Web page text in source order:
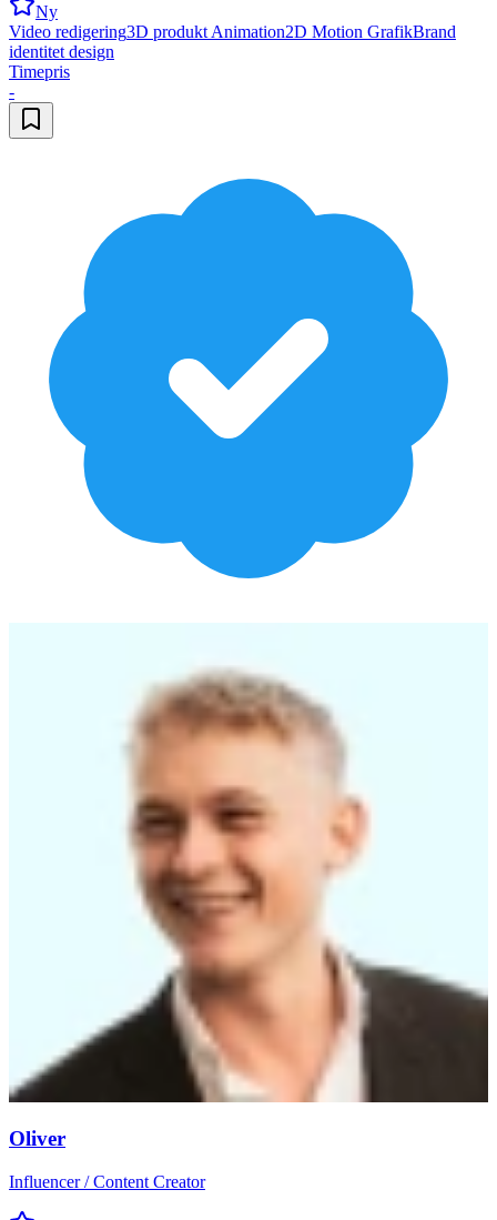
Ny
Video redigering3D produkt Animation2D Motion GrafikBrand
identitet design
Timepris
-
Oliver
Influencer / Content Creator